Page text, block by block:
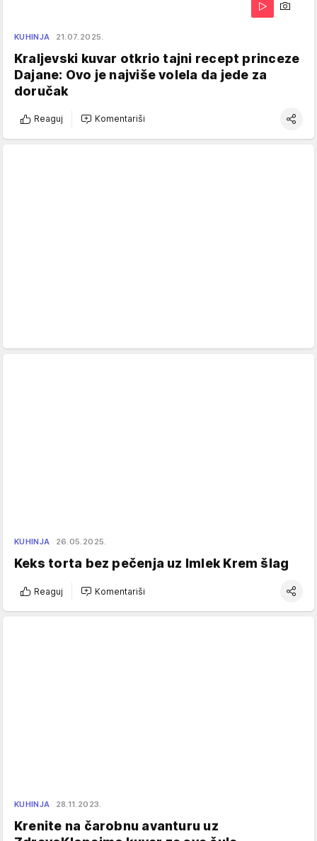
KUHINJA 21.07.2025.
Kraljevski kuvar otkrio tajni recept princeze
Dajane: Ovo je najviše volela da jede za
doručak
Reaguj Komentariši
KUHINJA 26.05.2025.
Keks torta bez pečenja uz Imlek Krem šlag
Reaguj Komentariši
KUHINJA 28.11.2023.
Krenite na čarobnu avanturu uz